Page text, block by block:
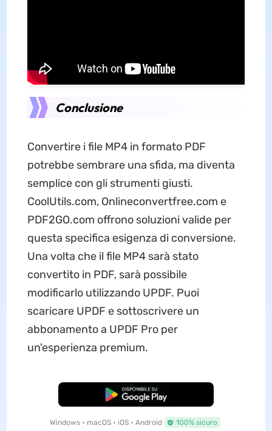
Conclusione
Convertire i file MP4 in formato PDF
potrebbe sembrare una sfida, ma diventa
semplice con gli strumenti giusti.
CoolUtils.com, Onlineconvertfree.com e
PDF2GO.com offrono soluzioni valide per
questa specifica esigenza di conversione.
Una volta che il file MP4 sarà stato
convertito in PDF, sarà possibile
modificarlo utilizzando UPDF. Puoi
scaricare UPDF e sottoscrivere un
abbonamento a UPDF Pro per
un'esperienza premium.
Download Gratis
Windows • macOS • iOS • Android 100% sicuro